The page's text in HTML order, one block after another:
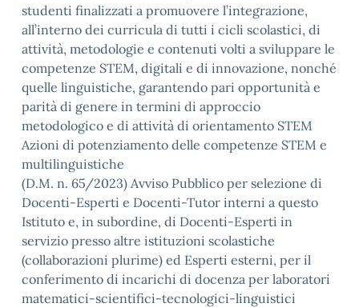
studenti finalizzati a promuovere l’integrazione,
all’interno dei curricula di tutti i cicli scolastici, di
attività, metodologie e contenuti volti a sviluppare le
competenze STEM, digitali e di innovazione, nonché
quelle linguistiche, garantendo pari opportunità e
parità di genere in termini di approccio
metodologico e di attività di orientamento STEM
Azioni di potenziamento delle competenze STEM e
multilinguistiche
(D.M. n. 65/2023) Avviso Pubblico per selezione di
Docenti-Esperti e Docenti-Tutor interni a questo
Istituto e, in subordine, di Docenti-Esperti in
servizio presso altre istituzioni scolastiche
(collaborazioni plurime) ed Esperti esterni, per il
conferimento di incarichi di docenza per laboratori
matematici-scientifici-tecnologici-linguistici